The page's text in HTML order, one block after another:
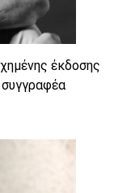
έκδοσης